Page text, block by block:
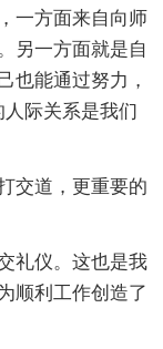
一方面来自向师
另一方面就是自
也能通过努力，
际关系是我们
交道，更重要的
礼仪。这也是我
顺利工作创造了